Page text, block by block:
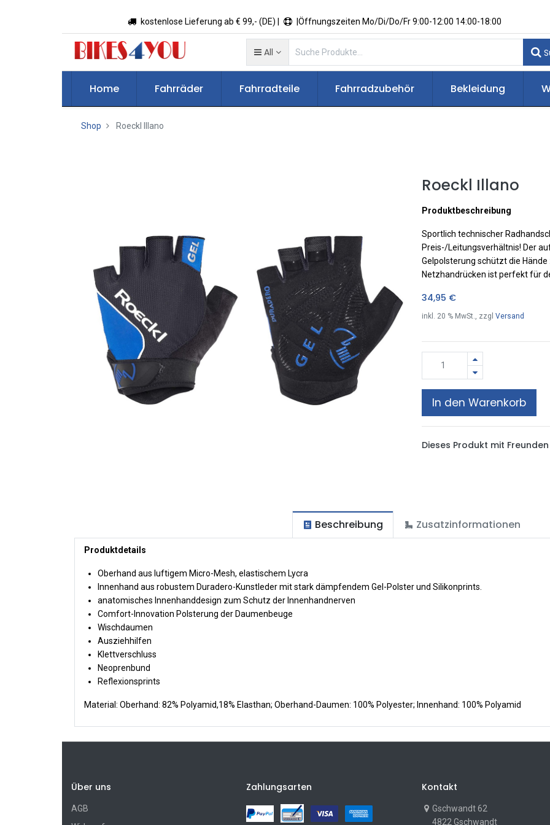
kostenlose Lieferung ab € 99,- (DE) | |Öffnungszeiten Mo/Di/Do/Fr 9:00-12:00 14:00-18:00
All
Home Fahrräder Fahrradteile Fahrradzubehör Bekleidung
Shop Roeckl Illano
Roeckl Illano
Produktbeschreibung
Sportlich technischer
Preis-/Leitungsverhältnis! Der
Gelpolsterung schützt die
Netzhandrücken ist perfekt für
34,95 €
inkl. 20 % MwSt., zzgl Versand
In den Warenkorb
Dieses Produkt mit
Beschreibung Zusatzinformationen
Produktdetails
Oberhand aus luftigem Micro-Mesh, elastischem Lycra
Innenhand aus robustem Duradero-Kunstleder mit stark dämpfendem Gel-Polster und Silikonprints.
anatomisches Innenhanddesign zum Schutz der Innenhandnerven
Comfort-Innovation Polsterung der Daumenbeuge
Wischdaumen
Ausziehhilfen
Klettverschluss
Neoprenbund
Reflexionsprints
Material: Oberhand: 82% Polyamid,18% Elasthan; Oberhand-Daumen: 100% Polyester; Innenhand: 100% Polyamid
Über uns
AGB
Zahlungsarten Kontakt
Gschwandt 62
4822 Gschwandt